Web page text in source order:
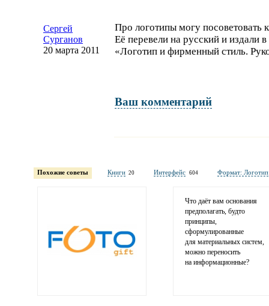
Сергей
Сурганов
20 марта 2011
Про логотипы могу
Её перевели на русский и издали
«Логотип и фирменный стиль.
Ваш комментарий
обязательны полностью для публикации
Электронная
Похожие советы Книги 20 Интерфейс 604 Формат: Логотип
Что даёт вам основания
предполагать, будто
принципы,
сформулированные
для материальных систем,
можно переносить
на информационные?